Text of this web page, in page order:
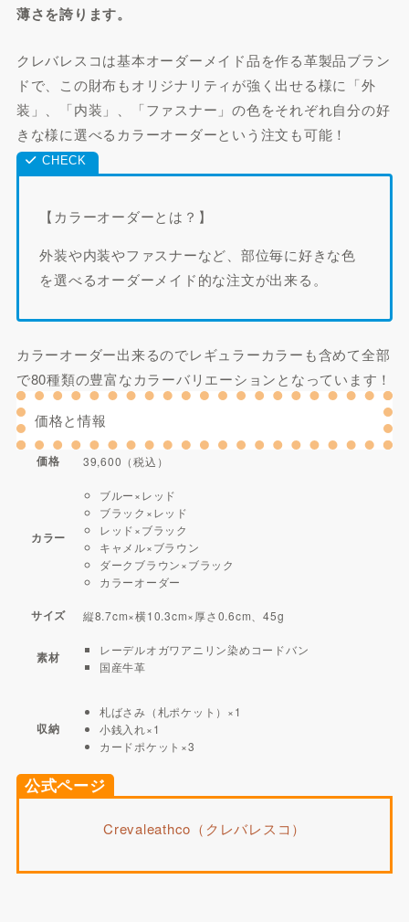
薄さを誇ります。
クレバレスコは基本オーダーメイド品を作る革製品ブラン
ドで、この財布もオリジナリティが強く出せる様に「外
装」、「内装」、「ファスナー」の色をそれぞれ自分の好
きな様に選べるカラーオーダーという注文も可能！
【カラーオーダーとは？】
外装や内装やファスナーなど、部位毎に好きな色
を選べるオーダーメイド的な注文が出来る。
カラーオーダー出来るのでレギュラーカラーも含めて全部
で80種類の豊富なカラーバリエーションとなっています！
価格と情報
価格 39,600（税込）
カラー
ブルー×レッド
ブラック×レッド
レッド×ブラック
キャメル×ブラウン
ダークブラウン×ブラック
カラーオーダー
サイズ 縦8.7cm×横10.3cm×厚さ0.6cm、45g
素材
レーデルオガワアニリン染めコードバン
国産牛革
収納
札ばさみ（札ポケット）×1
小銭入れ×1
カードポケット×3
公式ページ
Crevaleathco（クレバレスコ）